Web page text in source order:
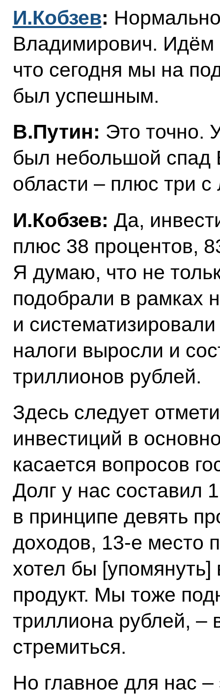
И.Кобзев:
Владимирович. Идём
что сегодня мы на
был успешным.
В.Путин: Это точно.
был небольшой спад
области – плюс три
И.Кобзев: Да,
плюс 38 процентов,
Я думаю, что не
подобрали в рамках
и
налоги выросли и
триллионов рублей.
Здесь следует
инвестиций в
касается вопросов
Долг у нас составил
в принципе девять
доходов, 13-е место
хотел бы
продукт. Мы тоже
триллиона рублей, –
стремиться.
Но главное для нас –